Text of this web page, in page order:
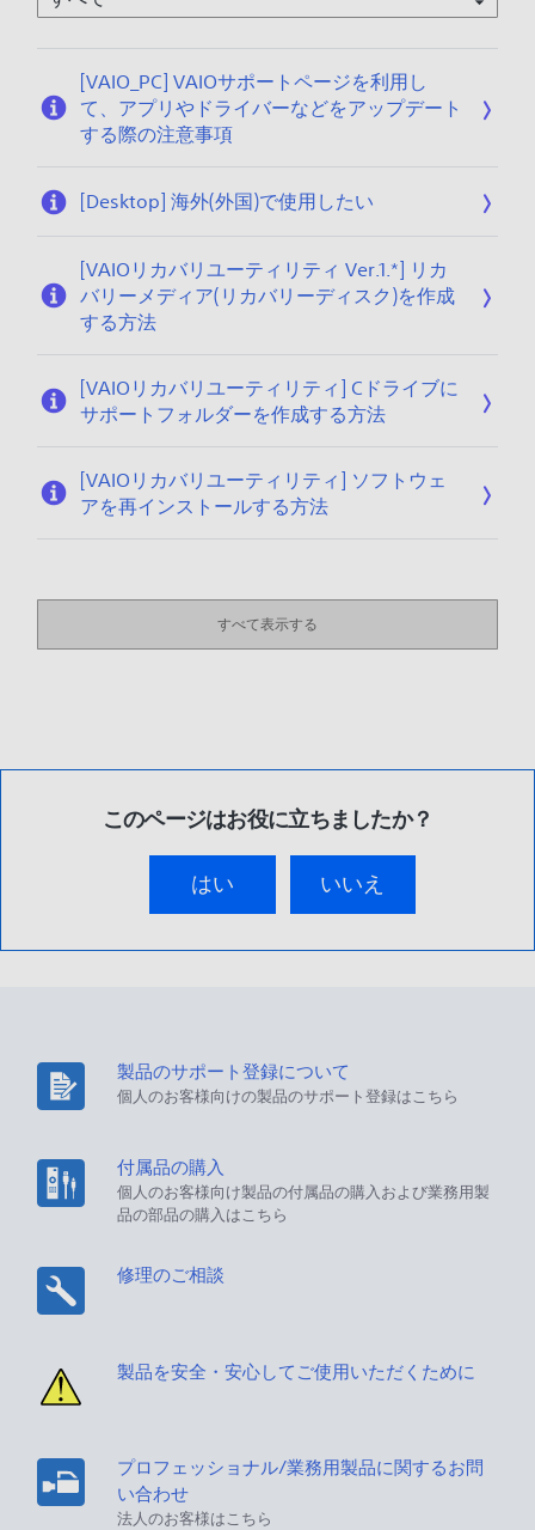
1
5
[VAIO_PC] VAIOサポートページを利用し
て、アプリやドライバーなどをアップデート
する際の注意事項
[Desktop] 海外(外国)で使用したい
[VAIOリカバリユーティリティ Ver.1.*] リカ
バリーメディア(リカバリーディスク)を作成
する方法
[VAIOリカバリユーティリティ] Cドライブに
サポートフォルダーを作成する方法
[VAIOリカバリユーティリティ] ソフトウェ
アを再インストールする方法
すべて表示する
このページはお役に立ちましたか？
はい いいえ
製品のサポート登録について
個人のお客様向けの製品のサポート登録はこちら
付属品の購入
個人のお客様向け製品の付属品の購入および業務用製
品の部品の購入はこちら
修理のご相談
製品を安全・安心してご使用いただくために
プロフェッショナル/業務用製品に関するお問
い合わせ
法人のお客様はこちら